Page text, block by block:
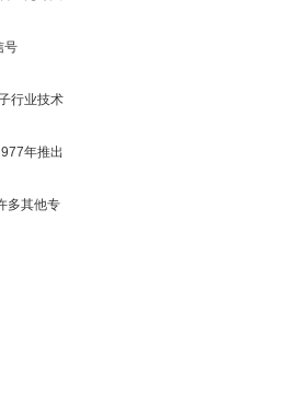
号
行业技术
年推出
多其他专